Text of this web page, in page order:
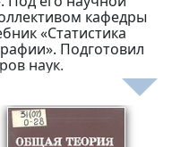
кафедры
«Статистика
Подготовил
наук.